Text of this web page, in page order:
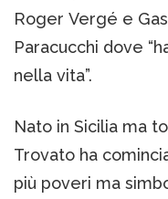
Roger Vergé e
Paracucchi dove
nella vita”.
Nato in Sicilia ma
Trovato ha
più poveri ma